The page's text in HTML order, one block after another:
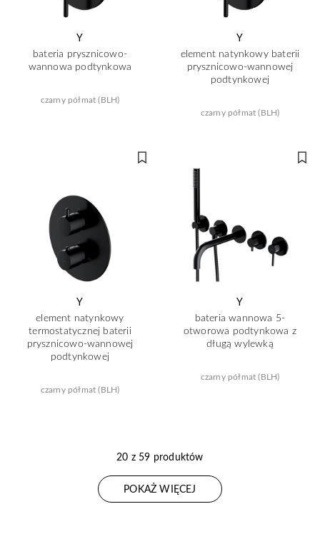
Y
bateria prysznicowo-
wannowa podtynkowa
czarny półmat (BLH)
Y
element natynkowy baterii
prysznicowo-wannowej
podtynkowej
czarny półmat (BLH)
Y
element natynkowy
termostatycznej baterii
prysznicowo-wannowej
podtynkowej
czarny półmat (BLH)
Y
bateria wannowa 5-
otworowa podtynkowa z
długą wylewką
czarny półmat (BLH)
20 z 59 produktów
POKAŻ WIĘCEJ